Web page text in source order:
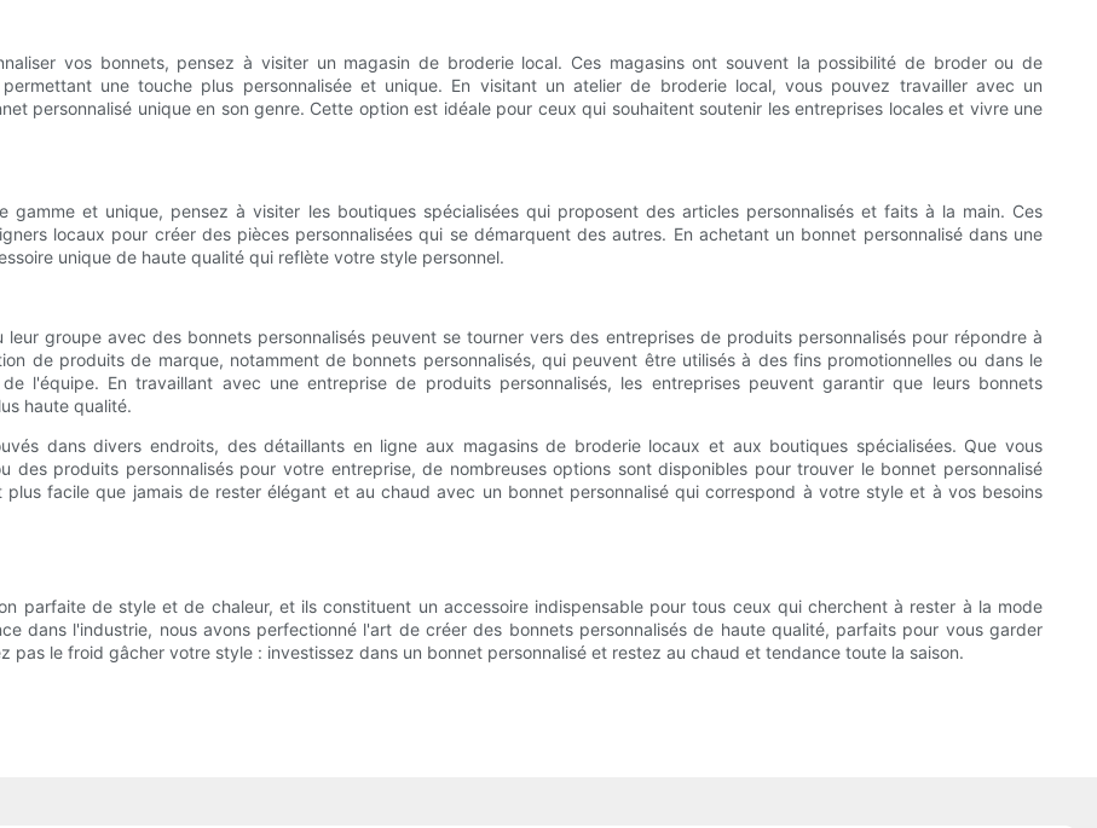
vos bonnets, pensez à visiter un magasin de broderie local. Ces magasins ont souvent la possibilité de broder ou de
une touche plus personnalisée et unique. En visitant un atelier de broderie local, vous pouvez travailler avec un
personnalisé unique en son genre. Cette option est idéale pour ceux qui souhaitent soutenir les entreprises locales et vivre une
gamme et unique, pensez à visiter les boutiques spécialisées qui proposent des articles personnalisés et faits à la main. Ces
locaux pour créer des pièces personnalisées qui se démarquent des autres. En achetant un bonnet personnalisé dans une
unique de haute qualité qui reflète votre style personnel.
groupe avec des bonnets personnalisés peuvent se tourner vers des entreprises de produits personnalisés pour répondre à
de produits de marque, notamment de bonnets personnalisés, qui peuvent être utilisés à des fins promotionnelles ou dans le
l'équipe. En travaillant avec une entreprise de produits personnalisés, les entreprises peuvent garantir que leurs bonnets
haute qualité.
dans divers endroits, des détaillants en ligne aux magasins de broderie locaux et aux boutiques spécialisées. Que vous
des produits personnalisés pour votre entreprise, de nombreuses options sont disponibles pour trouver le bonnet personnalisé
plus facile que jamais de rester élégant et au chaud avec un bonnet personnalisé qui correspond à votre style et à vos besoins
parfaite de style et de chaleur, et ils constituent un accessoire indispensable pour tous ceux qui cherchent à rester à la mode
dans l'industrie, nous avons perfectionné l'art de créer des bonnets personnalisés de haute qualité, parfaits pour vous garder
pas le froid gâcher votre style : investissez dans un bonnet personnalisé et restez au chaud et tendance toute la saison.